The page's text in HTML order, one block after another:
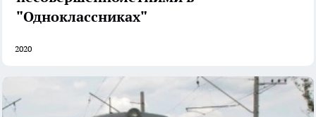
"Одноклассниках"
2020